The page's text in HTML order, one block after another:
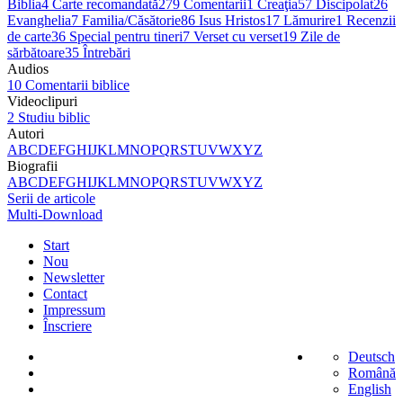
Biblia4 Carte recomandată279 Comentarii1 Creaţia57 Discipolat26
Evanghelia7 Familia/Căsătorie86 Isus Hristos17 Lămurire1 Recenzii
de carte36 Special pentru tineri7 Verset cu verset19 Zile de
sărbătoare35 Întrebări
Audios
10 Comentarii biblice
Videoclipuri
2 Studiu biblic
Autori
ABCDEFGHIJKLMNOPQRSTUVWXYZ
Biografii
ABCDEFGHIJKLMNOPQRSTUVWXYZ
Serii de articole
Multi-Download
Start
Nou
Newsletter
Contact
Impressum
Înscriere
Deutsch
Română
English